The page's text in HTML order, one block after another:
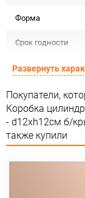
Форма
Срок годности
Страна
Предназначение
Сертификация
Особые условия
Минимальное
Развернуть
Покупатели,
Коробка
- d12хh12см б/
также купили